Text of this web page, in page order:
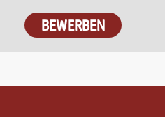
BEWERBEN